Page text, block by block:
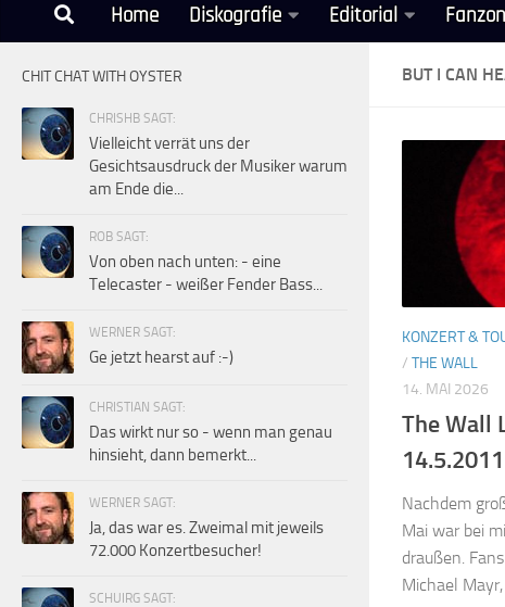
Home Diskografie Editorial
BUT I CAN
KONZERT &
/ THE WALL
14. MAI 2026
The Wall
Nachdem
Mai war bei
draußen.
Michael
CHIT CHAT WITH OYSTER
CHRISHB SAGT:
Vielleicht verrät uns der
Gesichtsausdruck der Musiker warum
am Ende die...
ROB SAGT:
Von oben nach unten: - eine
Telecaster - weißer Fender Bass...
WERNER SAGT:
Ge jetzt hearst auf :-)
CHRISTIAN SAGT:
Das wirkt nur so - wenn man genau
hinsieht, dann bemerkt...
WERNER SAGT:
Ja, das war es. Zweimal mit jeweils
72.000 Konzertbesucher!
SCHUIRG SAGT: